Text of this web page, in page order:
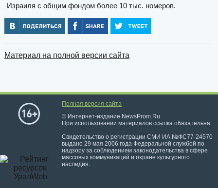
Израиля с общим фондом более 10 тыс. номеров.
Материал на полной версии сайта
Полная версия сайта
© Интернет-издание NewsProm.Ru
При использовании материалов ссылка обязательна
Свидетельство о регистрации СМИ ИА №ФС77-24570
выдано 29 мая 2006 года Федеральной службой по
надзору за соблюдением законодательства в сфере
массовых коммуникаций и охране культурного
наследия.